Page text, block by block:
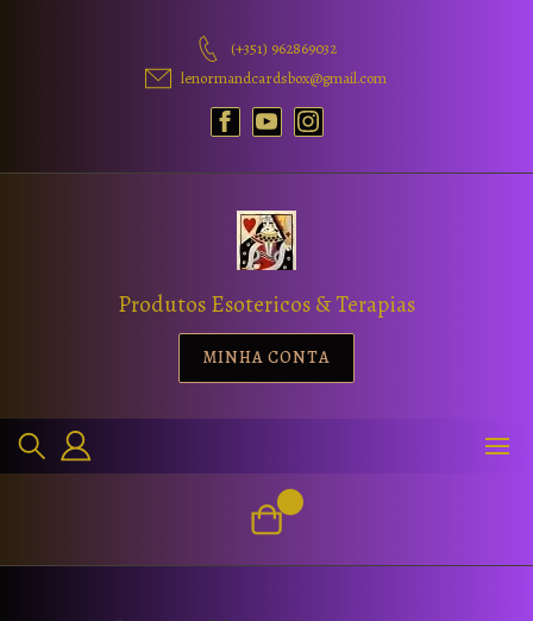
(+351) 962869032
lenormandcardsbox@gmail.com
Produtos Esotericos & Terapias
MINHA CONTA